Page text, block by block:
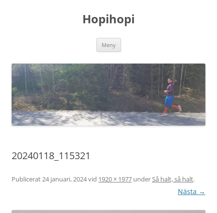
Hopihopi
Meny
20240118_115321
Publicerat 24 januari, 2024vid 1920 × 1977 under Så halt, så halt.
Nästa →